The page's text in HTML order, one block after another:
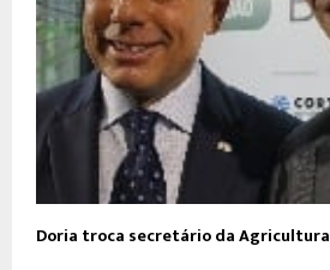
Doria troca secretário da Agricultura